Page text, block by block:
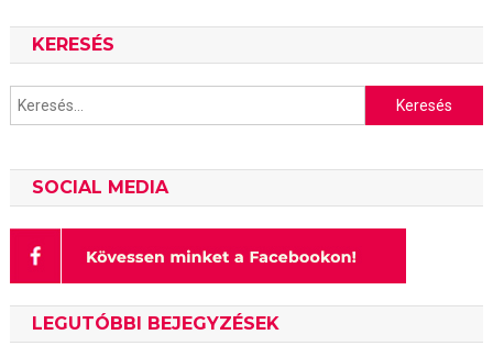
KERESÉS
Keresés:
SOCIAL MEDIA
LEGUTÓBBI BEJEGYZÉSEK